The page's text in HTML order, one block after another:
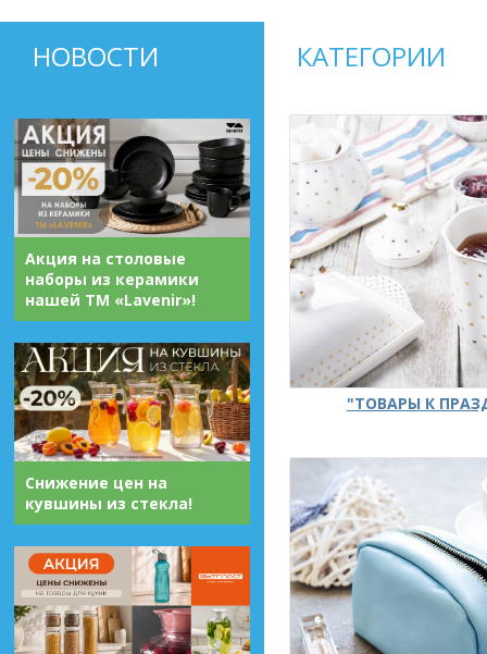
НОВОСТИ
Акция на столовые
наборы из керамики
нашей ТМ «Lavenir»!
Снижение цен на
кувшины из стекла!
КАТЕГОРИИ
"ТОВАРЫ К